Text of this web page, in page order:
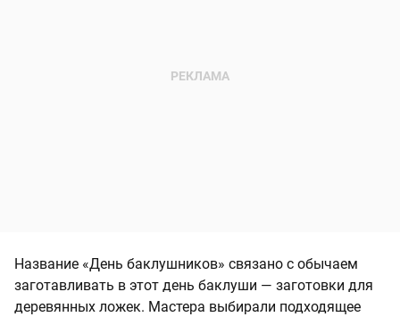
Название «День баклушников» связано с обычаем
заготавливать в этот день баклуши — заготовки для
деревянных ложек. Мастера выбирали подходящее